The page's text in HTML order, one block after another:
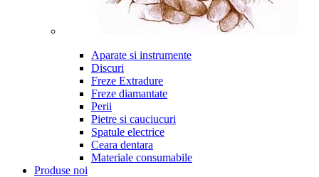
Aparate si instrumente
Discuri
Freze Extradure
Freze diamantate
Perii
Pietre si cauciucuri
Spatule electrice
Ceara dentara
Materiale consumabile
Produse noi